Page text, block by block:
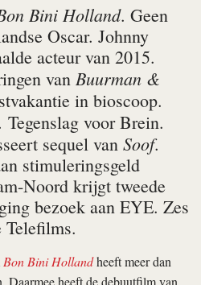
Bini Holland. Geen
Oscar. Johnny
acteur van 2015.
van Buurman &
in bioscoop.
Tegenslag voor Brein.
sequel van Soof.
stimuleringsgeld
Noord krijgt tweede
bezoek aan EYE. Zes
Telefilms.
Bon Bini Hollandheeft meer dan